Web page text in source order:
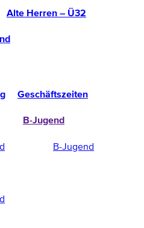
Alte Herren – Ü32
Geschäftszeiten
B-Jugend
B-Jugend